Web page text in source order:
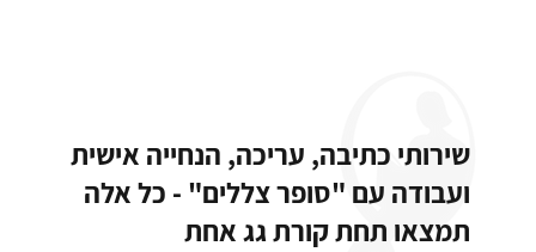
שירותי כתיבה, עריכה, הנחייה אישית
ועבודה עם "סופר צללים" - כל אלה
תמצאו תחת קורת גג אחת